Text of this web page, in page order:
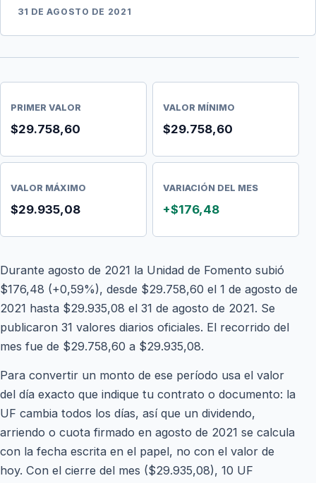
31 DE AGOSTO DE 2021
PRIMER VALOR
$29.758,60
VALOR MÍNIMO
$29.758,60
VALOR MÁXIMO
$29.935,08
VARIACIÓN DEL MES
+$176,48
Durante agosto de 2021 la Unidad de Fomento subió
$176,48 (+0,59%), desde $29.758,60 el 1 de agosto de
2021 hasta $29.935,08 el 31 de agosto de 2021. Se
publicaron 31 valores diarios oficiales. El recorrido del
mes fue de $29.758,60 a $29.935,08.
Para convertir un monto de ese período usa el valor
del día exacto que indique tu contrato o documento: la
UF cambia todos los días, así que un dividendo,
arriendo o cuota firmado en agosto de 2021 se calcula
con la fecha escrita en el papel, no con el valor de
hoy. Con el cierre del mes ($29.935,08), 10 UF